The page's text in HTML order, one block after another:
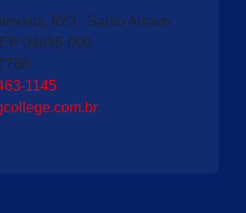
823 - Santo Amaro
04696-000
1145